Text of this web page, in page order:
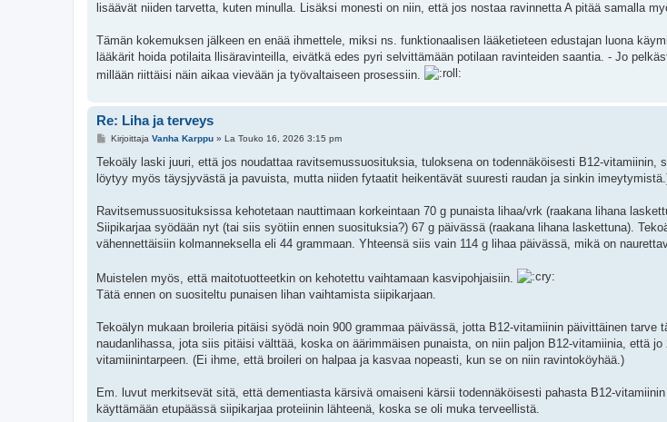
lisäävät niiden tarvetta, kuten minulla. Lisäksi monesti on niin, että jos nostaa ravinnetta A pitää samalla
Tämän kokemuksen jälkeen en enää ihmettele, miksi ns. funktionaalisen lääketieteen edustajan luona
lääkärit hoida potilaita llisäravinteilla, eivätkä edes pyri selvittämään potilaan ravinteiden saantia. - Jo
millään riittäisi näin aikaa vievään ja työvaltaiseen prosessiin.
Re: Liha ja terveys
V
e
t
Kirjoittaja Vanha Karppu» La Touko 16, 2026 3:15 pm
Tekoäly laski juuri, että jos noudattaa ravitsemussuosituksia, tuloksena on todennäköisesti B12-vitamiinin,
löytyy myös täysjyvästä ja pavuista, mutta niiden fytaatit heikentävät suuresti raudan ja sinkin
Ravitsemussuosituksissa kehotetaan nauttimaan korkeintaan 70 g punaista lihaa/vrk (raakana lihana
Siipikarjaa syödään nyt (tai siis syötiin ennen suosituksia?) 67 g päivässä (raakana lihana laskettuna).
vähennettäisiin kolmanneksella eli 44 grammaan. Yhteensä siis vain 114 g lihaa päivässä, mikä on
Muistelen myös, että maitotuotteetkin on kehotettu vaihtamaan kasvipohjaisiin.
Tätä ennen on suositeltu punaisen lihan vaihtamista siipikarjaan.
Tekoälyn mukaan broileria pitäisi syödä noin 900 grammaa päivässä, jotta B12-vitamiinin päivittäinen tarve
naudanlihassa, jota siis pitäisi välttää, koska on äärimmäisen punaista, on niin paljon B12-vitamiinia, että
vitamiinintarpeen. (Ei ihme, että broileri on halpaa ja kasvaa nopeasti, kun se on niin ravintoköyhää.)
Em. luvut merkitsevät sitä, että dementiasta kärsivä omaiseni kärsii todennäköisesti pahasta B12-
käyttämään etupäässä siipikarjaa proteiinin lähteenä, koska se oli muka terveellistä.